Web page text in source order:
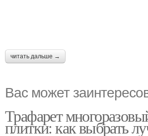
читать дальше →
Вас может
Трафарет
плитки: как выбрать